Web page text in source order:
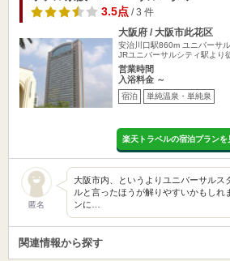
3.5点/ 3 件
大阪府 / 大阪市此花区
安治川口駅860m ユニバーサ
JRユニバーサルシティ駅より
営業時間
入浴料金 ～
宿泊 単純温泉・単純泉
楽天トラベルの宿泊プランを
匿名
大阪市内、というよりユニバーサルス
ルと言ったほうが解りやすいかもしれ
ンに…
関連情報から探す